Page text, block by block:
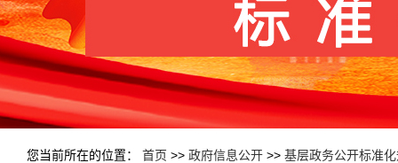
您当前所在的位置： 首页 >> 政府信息公开 >> 基层政务公开标准